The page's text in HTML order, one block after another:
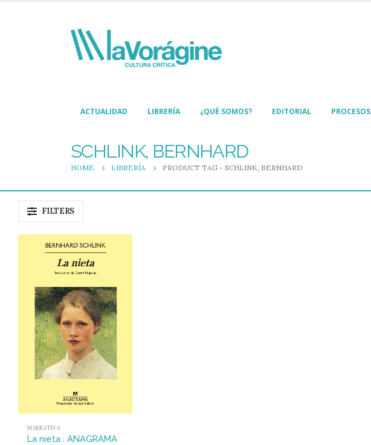
ACTUALIDAD LIBRERÍA ¿QUÉ SOMOS? EDITORIAL PROCESOS
SCHLINK, BERNHARD
HOME LIBRERÍA PRODUCT TAG - SCHLINK, BERNHARD
FILTERS
NARRATIVA
La nieta : ANAGRAMA